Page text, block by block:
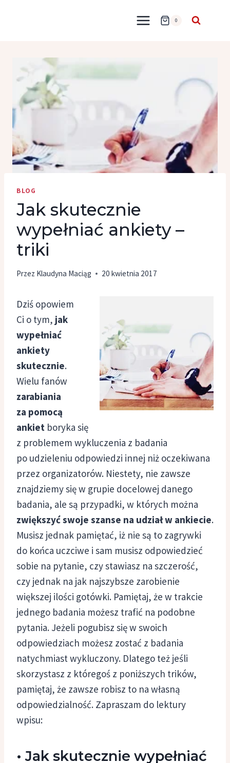
0
BLOG
Jak skutecznie
wypełniać ankiety –
triki
Przez Klaudyna Maciąg 20 kwietnia 2017
Dziś opowiem
Ci o tym, jak
wypełniać
ankiety
skutecznie.
Wielu fanów
zarabiania
za pomocą
ankiet boryka się
z problemem wykluczenia z badania
po udzieleniu odpowiedzi innej niż oczekiwana
przez organizatorów. Niestety, nie zawsze
znajdziemy się w grupie docelowej danego
badania, ale są przypadki, w których można
zwiększyć swoje szanse na udział w ankiecie.
Musisz jednak pamiętać, iż nie są to zagrywki
do końca uczciwe i sam musisz odpowiedzieć
sobie na pytanie, czy stawiasz na szczerość,
czy jednak na jak najszybsze zarobienie
większej ilości gotówki. Pamiętaj, że w trakcie
jednego badania możesz trafić na podobne
pytania. Jeżeli pogubisz się w swoich
odpowiedziach możesz zostać z badania
natychmiast wykluczony. Dlatego też jeśli
skorzystasz z któregoś z poniższych trików,
pamiętaj, że zawsze robisz to na własną
odpowiedzialność. Zapraszam do lektury
wpisu:
•Jak skutecznie wypełniać